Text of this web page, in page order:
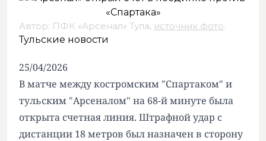
Автор: ПФК «Арсенал» Тула, источник фото.
Тульские новости
25/04/2026
В матче между костромским "Спартаком" и
тульским "Арсеналом" на 68-й минуте была
открыта счетная линия. Штрафной удар с
дистанции 18 метров был назначен в сторону